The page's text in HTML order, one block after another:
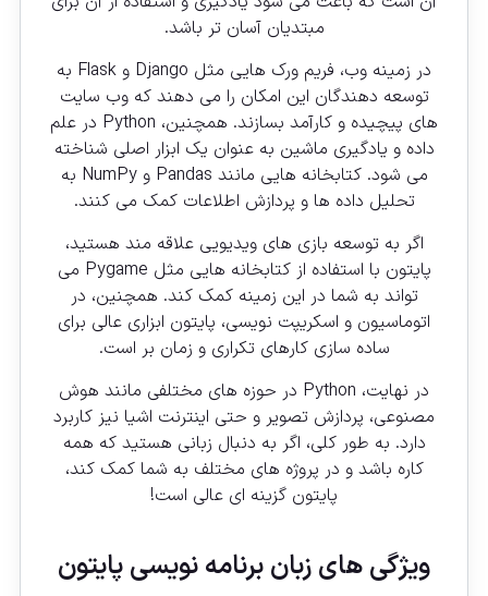
مبتدیان آسان تر باشد.
در زمینه وب، فریم ورک هایی مثل Django و Flask به
توسعه دهندگان این امکان را می دهند که وب سایت
های پیچیده و کارآمد بسازند. همچنین، Python در علم
داده و یادگیری ماشین به عنوان یک ابزار اصلی شناخته
می شود. کتابخانه هایی مانند Pandas و NumPy به
تحلیل داده ها و پردازش اطلاعات کمک می کنند.
اگر به توسعه بازی های ویدیویی علاقه مند هستید،
پایتون با استفاده از کتابخانه هایی مثل Pygame می
تواند به شما در این زمینه کمک کند. همچنین، در
اتوماسیون و اسکریپت نویسی، پایتون ابزاری عالی برای
ساده سازی کارهای تکراری و زمان بر است.
در نهایت، Python در حوزه های مختلفی مانند هوش
مصنوعی، پردازش تصویر و حتی اینترنت اشیا نیز کاربرد
دارد. به طور کلی، اگر به دنبال زبانی هستید که همه
کاره باشد و در پروژه های مختلف به شما کمک کند،
پایتون گزینه ای عالی است!
ویژگی های زبان برنامه نویسی پایتون